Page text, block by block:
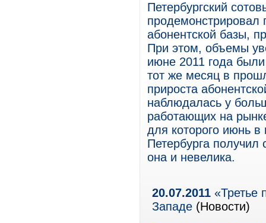
Петербургский
продемонстрировал
абонентской базы,
При этом, объемы
июне 2011 года
тот же месяц в
прироста
наблюдалась у
работающих на
для которого июнь
Петербурга
она и невелика.
20.07.2011 «Третье
Западе (Новости)